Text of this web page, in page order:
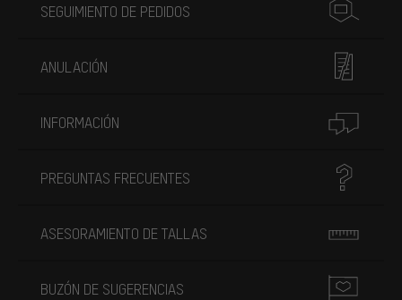
SEGUIMIENTO DE PEDIDOS
ANULACIÓN
INFORMACIÓN
PREGUNTAS FRECUENTES
ASESORAMIENTO DE TALLAS
BUZÓN DE SUGERENCIAS